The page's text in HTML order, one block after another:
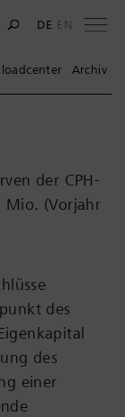
DE EN
Archiv
der CPH-
Mio. (Vorjahr
des
des
einer